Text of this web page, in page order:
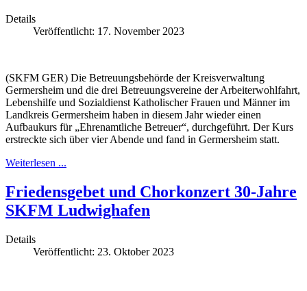
Details
Veröffentlicht: 17. November 2023
(SKFM GER) Die Betreuungsbehörde der Kreisverwaltung
Germersheim und die drei Betreuungsvereine der Arbeiterwohlfahrt,
Lebenshilfe und Sozialdienst Katholischer Frauen und Männer im
Landkreis Germersheim haben in diesem Jahr wieder einen
Aufbaukurs für „Ehrenamtliche Betreuer“, durchgeführt. Der Kurs
erstreckte sich über vier Abende und fand in Germersheim statt.
Weiterlesen ...
Friedensgebet und Chorkonzert 30-Jahre
SKFM Ludwighafen
Details
Veröffentlicht: 23. Oktober 2023